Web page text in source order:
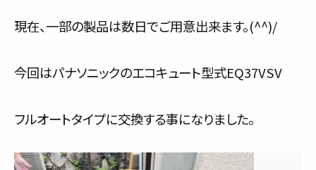
現在、一部の製品は数日でご用意出来ます。(^^)/
今回はパナソニックのエコキュート型式EQ37VSV
フルオートタイプに交換する事になりました。